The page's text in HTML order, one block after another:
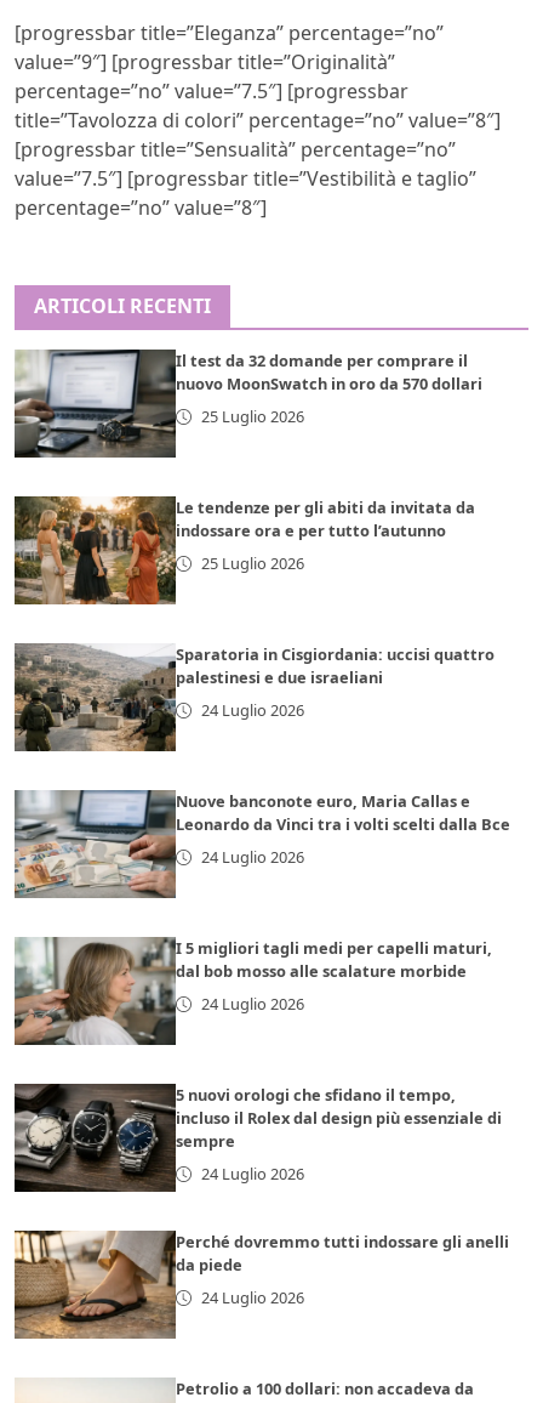
[progressbar title=”Eleganza” percentage=”no”
value=”9″] [progressbar title=”Originalità”
percentage=”no” value=”7.5″] [progressbar
title=”Tavolozza di colori” percentage=”no” value=”8″]
[progressbar title=”Sensualità” percentage=”no”
value=”7.5″] [progressbar title=”Vestibilità e taglio”
percentage=”no” value=”8″]
ARTICOLI RECENTI
Il test da 32 domande per comprare il
nuovo MoonSwatch in oro da 570 dollari
25 Luglio 2026
Le tendenze per gli abiti da invitata da
indossare ora e per tutto l’autunno
25 Luglio 2026
Sparatoria in Cisgiordania: uccisi quattro
palestinesi e due israeliani
24 Luglio 2026
Nuove banconote euro, Maria Callas e
Leonardo da Vinci tra i volti scelti dalla Bce
24 Luglio 2026
I 5 migliori tagli medi per capelli maturi,
dal bob mosso alle scalature morbide
24 Luglio 2026
5 nuovi orologi che sfidano il tempo,
incluso il Rolex dal design più essenziale di
sempre
24 Luglio 2026
Perché dovremmo tutti indossare gli anelli
da piede
24 Luglio 2026
Petrolio a 100 dollari: non accadeva da